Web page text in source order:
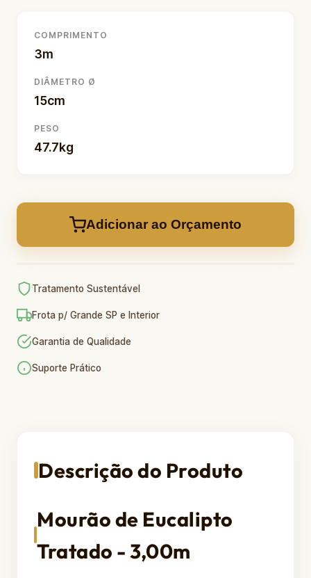
COMPRIMENTO
3m
DIÂMETRO Ø
15cm
PESO
47.7kg
Adicionar ao Orçamento
Tratamento Sustentável
Frota p/ Grande SP e Interior
Garantia de Qualidade
Suporte Prático
Descrição do Produto
Mourão de Eucalipto
Tratado - 3,00m